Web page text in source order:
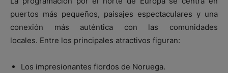
puertos más pequeños, paisajes espectaculares y una
conexión más auténtica con las comunidades
locales. Entre los principales atractivos figuran:
Los impresionantes fiordos de Noruega.